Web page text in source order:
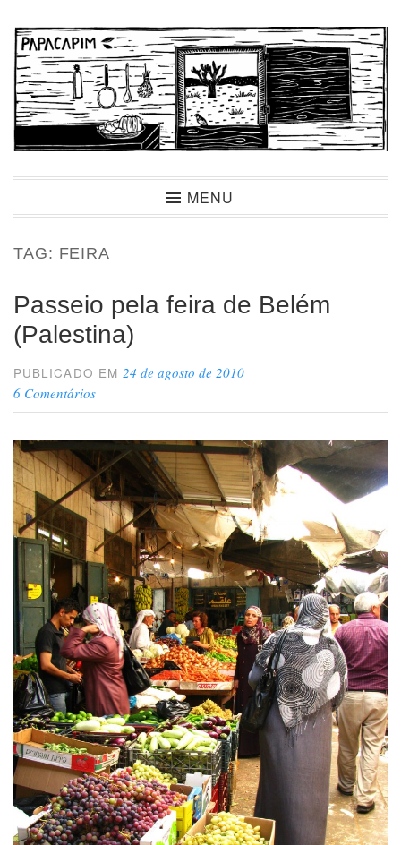
para
conteúdo
PapacapimMENU
TAG: FEIRA
Passeio pela feira de Belém
(Palestina)
PUBLICADO EM 24 de agosto de 2010
6 Comentários